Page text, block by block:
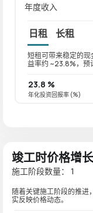
年度收入
日租 长租
短租可带来稳定的
益率约 ~23.8%，预
23.8 %
年化投资回报率 (%)
竣工时价格增
施工阶段数量： 1
随着关键施工阶段的推进
实反映价格动态。